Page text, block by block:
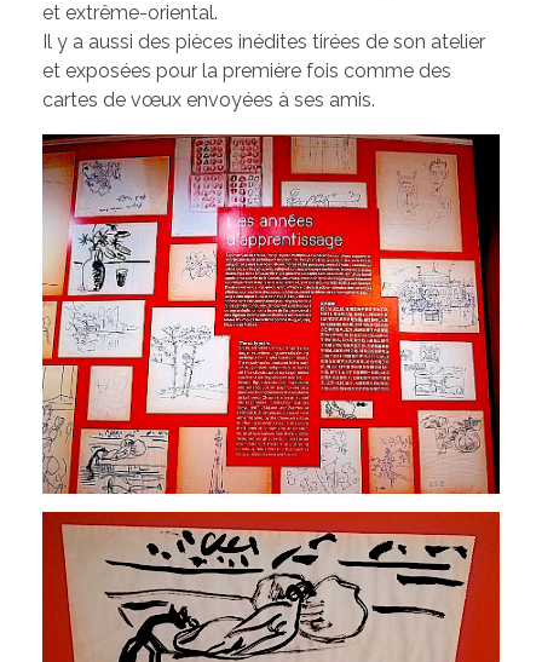
et extrême-oriental.
Il y a aussi des pièces inédites tirées de son atelier
et exposées pour la première fois comme des
cartes de vœux envoyées à ses amis.